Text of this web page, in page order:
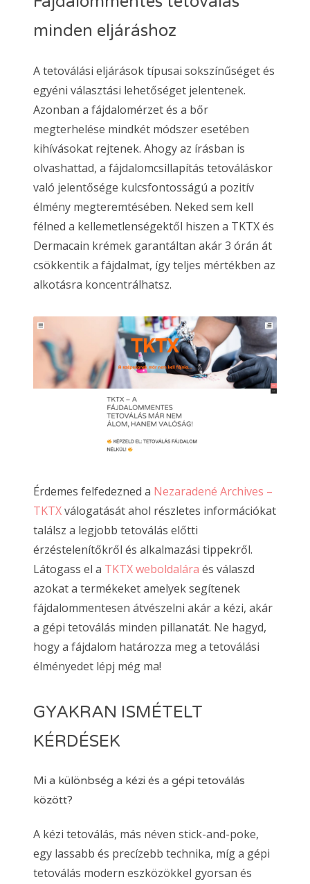
minden eljáráshoz
A tetoválási eljárások típusai sokszínűséget és
egyéni választási lehetőséget jelentenek.
Azonban a fájdalomérzet és a bőr
megterhelése mindkét módszer esetében
kihívásokat rejtenek. Ahogy az írásban is
olvashattad, a fájdalomcsillapítás tetováláskor
való jelentősége kulcsfontosságú a pozitív
élmény megteremtésében. Neked sem kell
félned a kellemetlenségektől hiszen a TKTX és
Dermacain krémek garantáltan akár 3 órán át
csökkentik a fájdalmat, így teljes mértékben az
alkotásra koncentrálhatsz.
Érdemes felfedezned a Nezaradené Archives –
TKTXválogatását ahol részletes információkat
találsz a legjobb tetoválás előtti
érzéstelenítőkről és alkalmazási tippekről.
Látogass el a TKTX weboldalára és válaszd
azokat a termékeket amelyek segítenek
fájdalommentesen átvészelni akár a kézi, akár
a gépi tetoválás minden pillanatát. Ne hagyd,
hogy a fájdalom határozza meg a tetoválási
élményedet lépj még ma!
GYAKRAN ISMÉTELT
KÉRDÉSEK
Mi a különbség a kézi és a gépi tetoválás
között?
A kézi tetoválás, más néven stick-and-poke,
egy lassabb és precízebb technika, míg a gépi
tetoválás modern eszközökkel gyorsan és